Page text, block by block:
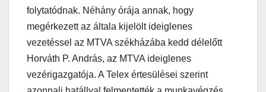
folytatódnak. Néhány órája annak, hogy
megérkezett az általa kijelölt ideiglenes
vezetéssel az MTVA székházába kedd délelőtt
Horváth P. András, az MTVA ideiglenes
vezérigazgatója. A Telex értesülései szerint